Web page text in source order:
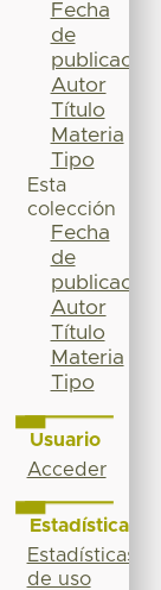
Fecha
de
publicación
Autor
Título
Materia
Tipo
Esta
colección
Fecha
de
publicación
Autor
Título
Materia
Tipo
Usuario
Acceder
Estadísticas
Estadísticas
de uso